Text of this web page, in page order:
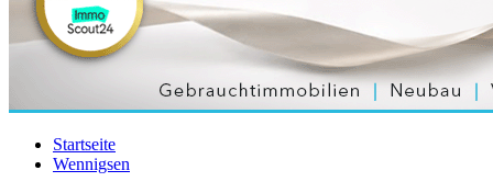
Startseite
Wennigsen